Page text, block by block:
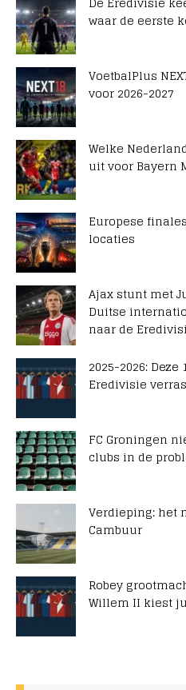
waar de eerste
VoetbalPlus
voor 2026-2027
Welke
uit voor Bayern
Europese
locaties
Ajax stunt met
Duitse
naar de
2025-2026:
Eredivisie
FC Groningen
clubs in de
Verdieping: het
Cambuur
Robey
Willem II kiest